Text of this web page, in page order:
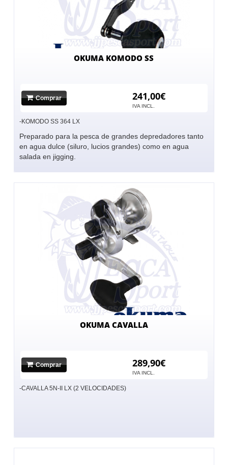
OKUMA KOMODO SS
Comprar 241,00€
IVA INCL.
-KOMODO SS 364 LX
Preparado para la pesca de grandes depredadores tanto
en agua dulce (siluro, lucios grandes) como en agua
salada en jigging.
OKUMA CAVALLA
Comprar 289,90€
IVA INCL.
-CAVALLA 5N-II LX (2 VELOCIDADES)